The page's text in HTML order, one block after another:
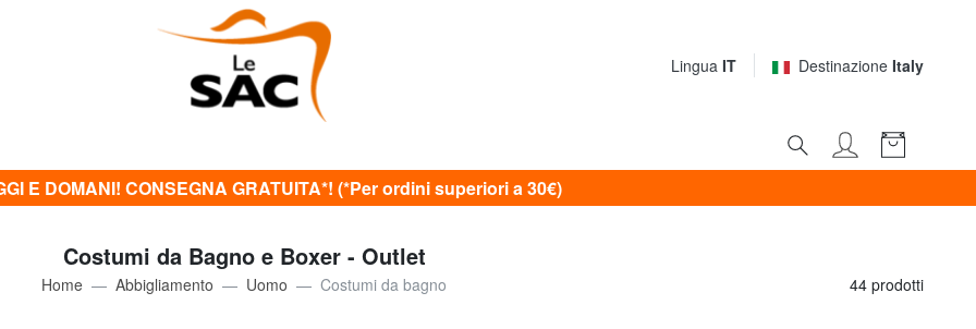
Lingua IT Destinazione Italy
E DOMANI! CONSEGNA GRATUITA*! (*Per ordini superiori a 30€)
Costumi da Bagno e Boxer - Outlet
Home Abbigliamento Uomo Costumi da bagno 44 prodotti